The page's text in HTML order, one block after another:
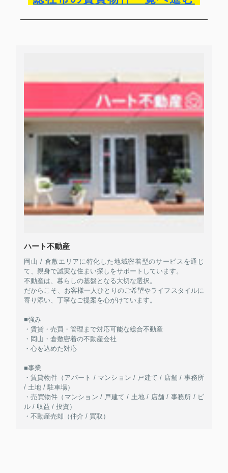
ハート不動産
岡山 / 倉敷エリアに特化した地域密着型のサービスを通じ
て、親身で誠実な住まい探しをサポートしています。
不動産は、暮らしの基盤となる大切な選択。
だからこそ、お客様一人ひとりのご希望やライフスタイルに
寄り添い、丁寧なご提案を心がけています。
■強み
・賃貸・売買・管理まで対応可能な総合不動産
・岡山・倉敷密着の不動産会社
・心を込めた対応
■事業
・賃貸物件（アパート / マンション / 戸建て / 店舗 / 事務所
/ 土地 / 駐車場）
・売買物件（マンション / 戸建て / 土地 / 店舗 / 事務所 / ビ
ル / 収益 / 投資）
・不動産売却（仲介 / 買取）